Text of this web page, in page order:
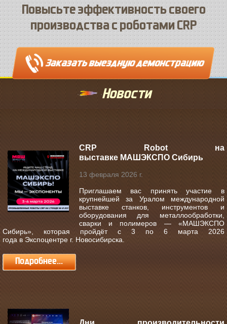
Повысьте эффективность своего
производства с роботами CRP
Новости
CRP Robot на
выставке МАШЭКСПО Сибирь
13 февраля 2026 г.
Приглашаем вас принять участие в
крупнейшей за Уралом международной
выставке станков, инструментов и
оборудования для металлообработки,
сварки и полимеров —«МАШЭКСПО
Сибирь», которая пройдёт с3 по 6 марта 2026
годавЭкспоцентре г. Новосибирска.
Подробнее...